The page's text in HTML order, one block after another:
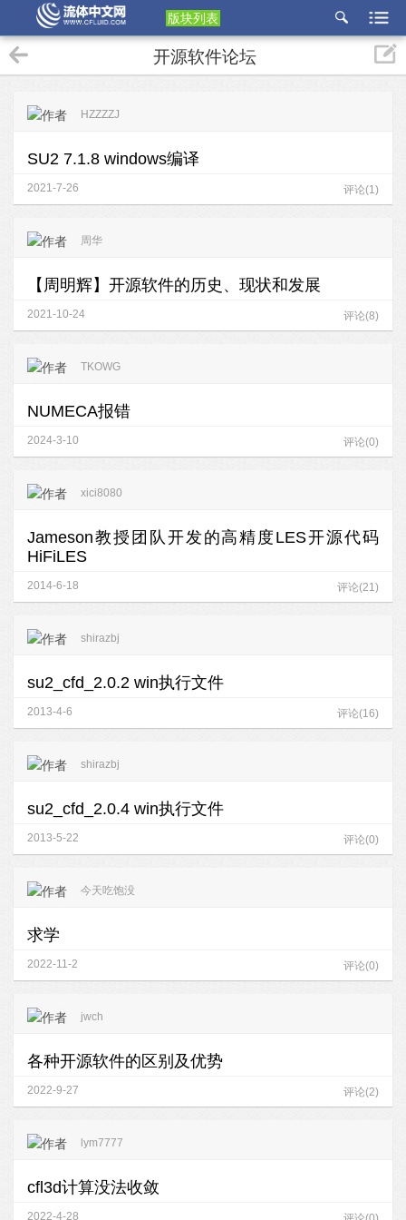
版块列表
etu
p
开源软件论坛
HZZZZJ
SU2 7.1.8 windows编译
2021-7-26 评论(1)
周华
【周明辉】开源软件的历史、现状和发展
2021-10-24 评论(8)
TKOWG
NUMECA报错
2024-3-10 评论(0)
xici8080
Jameson教授团队开发的高精度LES开源代码
HiFiLES
2014-6-18 评论(21)
shirazbj
su2_cfd_2.0.2 win执行文件
2013-4-6 评论(16)
shirazbj
su2_cfd_2.0.4 win执行文件
2013-5-22 评论(0)
今天吃饱没
求学
2022-11-2 评论(0)
jwch
各种开源软件的区别及优势
2022-9-27 评论(2)
lym7777
cfl3d计算没法收敛
2022-4-28